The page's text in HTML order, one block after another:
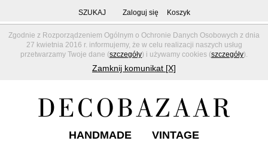
Zgodnie z Rozporządzeniem Ogólnym o Ochronie Danych Osobowych z dnia
27 kwietnia 2016 r. informujemy, że w celu realizacji naszych usług
przetwarzamy Twoje dane (szczegóły) i używamy cookies (szczegóły).
Zamknij komunikat [X]
SZUKAJ Zaloguj się Koszyk
HANDMADE VINTAGE